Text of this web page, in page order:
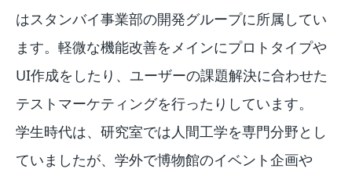
はスタンバイ事業部の開発グループに所属してい
ます。軽微な機能改善をメインにプロトタイプや
UI作成をしたり、ユーザーの課題解決に合わせた
テストマーケティングを行ったりしています。
学生時代は、研究室では人間工学を専門分野とし
ていましたが、学外で博物館のイベント企画や